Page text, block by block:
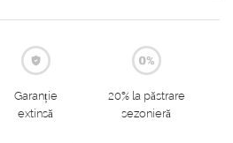
Garanție
extinsă
20% la păstrare
sezonieră